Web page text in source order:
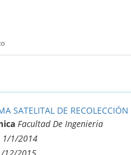
SATELITAL DE
Facultad De Ingenieria
1/1/2014
12/2015